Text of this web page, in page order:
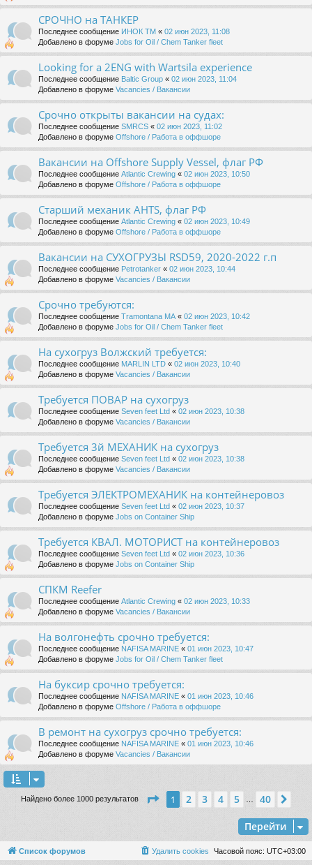
СРОЧНО на ТАНКЕР
Последнее сообщение ИНОК ТМ « 02 июн 2023, 11:08
Добавлено в форуме Jobs for Oil / Chem Tanker fleet
Looking for a 2ENG with Wartsila experience
Последнее сообщение Baltic Group « 02 июн 2023, 11:04
Добавлено в форуме Vacancies / Вакансии
Срочно открыты вакансии на судах:
Последнее сообщение SMRCS « 02 июн 2023, 11:02
Добавлено в форуме Offshore / Работа в оффшоре
Вакансии на Offshore Supply Vessel, флаг РФ
Последнее сообщение Atlantic Crewing « 02 июн 2023, 10:50
Добавлено в форуме Offshore / Работа в оффшоре
Старший механик AHTS, флаг РФ
Последнее сообщение Atlantic Crewing « 02 июн 2023, 10:49
Добавлено в форуме Offshore / Работа в оффшоре
Вакансии на СУХОГРУЗЫ RSD59, 2020-2022 г.п
Последнее сообщение Petrotanker « 02 июн 2023, 10:44
Добавлено в форуме Vacancies / Вакансии
Срочно требуются:
Последнее сообщение Tramontana MA « 02 июн 2023, 10:42
Добавлено в форуме Jobs for Oil / Chem Tanker fleet
На сухогруз Волжский требуется:
Последнее сообщение MARLIN LTD « 02 июн 2023, 10:40
Добавлено в форуме Vacancies / Вакансии
Требуется ПОВАР на сухогруз
Последнее сообщение Seven feet Ltd « 02 июн 2023, 10:38
Добавлено в форуме Vacancies / Вакансии
Требуется 3й МЕХАНИК на сухогруз
Последнее сообщение Seven feet Ltd « 02 июн 2023, 10:38
Добавлено в форуме Vacancies / Вакансии
Требуется ЭЛЕКТРОМЕХАНИК на контейнеровоз
Последнее сообщение Seven feet Ltd « 02 июн 2023, 10:37
Добавлено в форуме Jobs on Container Ship
Требуется КВАЛ. МОТОРИСТ на контейнеровоз
Последнее сообщение Seven feet Ltd « 02 июн 2023, 10:36
Добавлено в форуме Jobs on Container Ship
СПКМ Reefer
Последнее сообщение Atlantic Crewing « 02 июн 2023, 10:33
Добавлено в форуме Vacancies / Вакансии
На волгонефть срочно требуется:
Последнее сообщение NAFISA MARINE « 01 июн 2023, 10:47
Добавлено в форуме Jobs for Oil / Chem Tanker fleet
На буксир срочно требуется:
Последнее сообщение NAFISA MARINE « 01 июн 2023, 10:46
Добавлено в форуме Offshore / Работа в оффшоре
В ремонт на сухогруз срочно требуется:
Последнее сообщение NAFISA MARINE « 01 июн 2023, 10:46
Добавлено в форуме Vacancies / Вакансии
Найдено более 1000 результатов Страница из 40
1 2 3 4 5 40
Перейти
Список форумов Часовой пояс: UTC+03:00
Удалить cookies